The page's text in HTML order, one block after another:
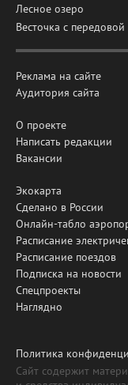
Лесное озеро
Весточка с передовой
Реклама на сайте
Аудитория сайта
О проекте
Написать редакции
Вакансии
Экокарта
Сделано в России
Онлайн-табло
Расписание
Расписание поездов
Подписка на новости
Спецпроекты
Наглядно
Политика
Сайт содержит